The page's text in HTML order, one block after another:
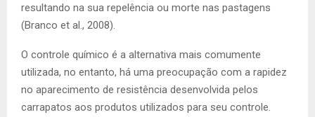
resultando na sua repelência ou morte nas pastagens
(Branco et al., 2008).
O controle químico é a alternativa mais comumente
utilizada, no entanto, há uma preocupação com a rapidez
no aparecimento de resistência desenvolvida pelos
carrapatos aos produtos utilizados para seu controle.